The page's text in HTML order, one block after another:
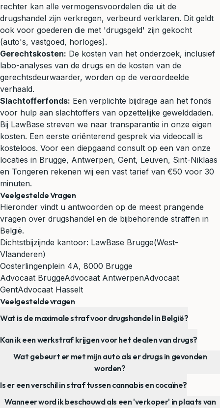
rechter kan alle vermogensvoordelen die uit de
drugshandel zijn verkregen, verbeurd verklaren. Dit geldt
ook voor goederen die met 'drugsgeld' zijn gekocht
(auto's, vastgoed, horloges).
Gerechtskosten: De kosten van het onderzoek, inclusief
labo-analyses van de drugs en de kosten van de
gerechtsdeurwaarder, worden op de veroordeelde
verhaald.
Slachtofferfonds: Een verplichte bijdrage aan het fonds
voor hulp aan slachtoffers van opzettelijke gewelddaden.
Bij LawBase streven we naar transparantie in onze eigen
kosten. Een eerste oriënterend gesprek via videocall is
kosteloos. Voor een diepgaand consult op een van onze
locaties in Brugge, Antwerpen, Gent, Leuven, Sint-Niklaas
en Tongeren rekenen wij een vast tarief van €50 voor 30
minuten.
Veelgestelde Vragen
Hieronder vindt u antwoorden op de meest prangende
vragen over drugshandel en de bijbehorende straffen in
België.
Dichtstbijzijnde kantoor: LawBase Brugge(West-
Vlaanderen)
Oosterlingenplein 4A, 8000 Brugge
Advocaat BruggeAdvocaat AntwerpenAdvocaat
GentAdvocaat Hasselt
Veelgestelde vragen
Wat is de maximale straf voor drugshandel in België?
Kan ik een werkstraf krijgen voor het dealen van drugs?
Wat gebeurt er met mijn auto als er drugs in gevonden
worden?
Is er een verschil in straf tussen cannabis en cocaïne?
Wanneer word ik beschouwd als een 'verkoper' in plaats van